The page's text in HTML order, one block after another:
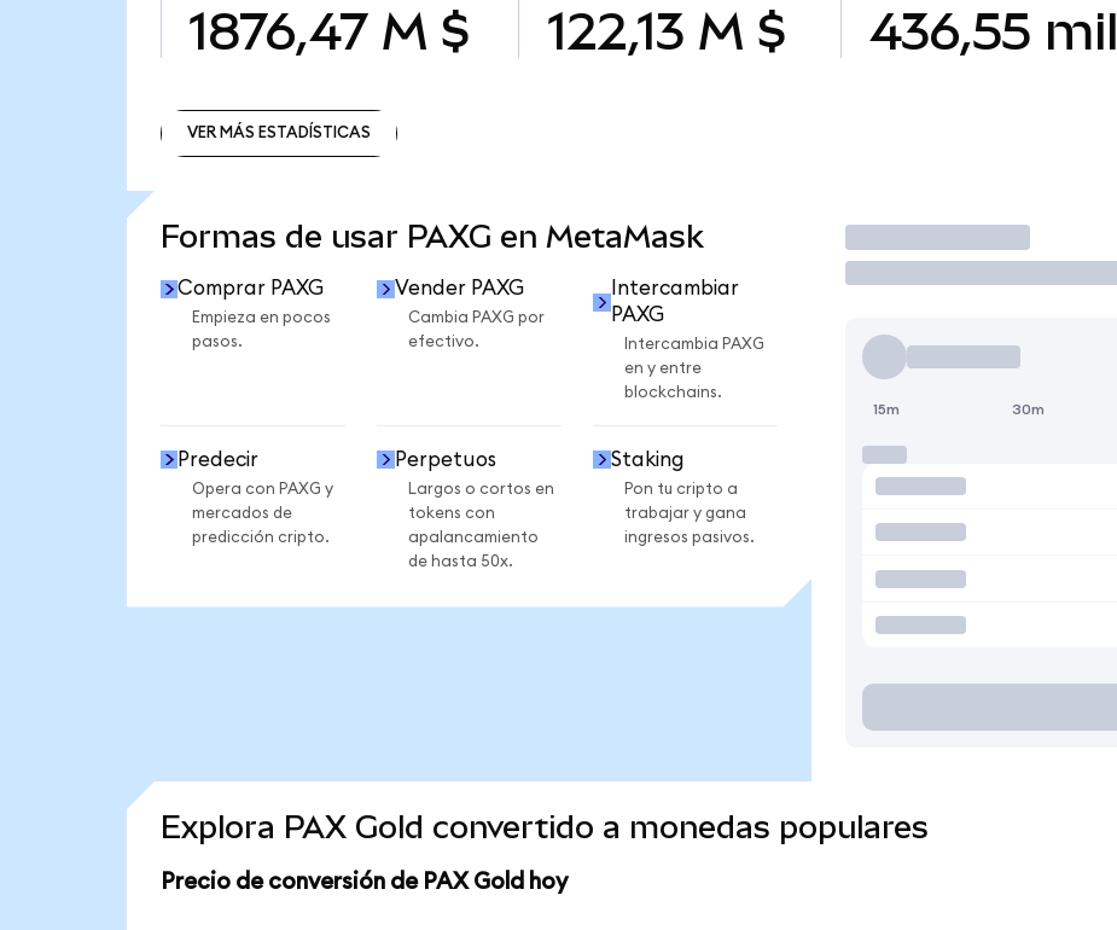
1876,47 M $ 122,13 M $ 436,55 mil
VER MÁS ESTADÍSTICAS
Formas de usar PAXG en MetaMask
Comprar PAXG
Empieza en pocos
pasos.
Vender PAXG
Cambia PAXG por
efectivo.
Intercambiar
PAXG
Intercambia PAXG
en y entre
blockchains.
Predecir
Opera con PAXG y
mercados de
predicción cripto.
Perpetuos
Largos o cortos en
tokens con
apalancamiento
de hasta 50x.
Staking
Pon tu cripto a
trabajar y gana
ingresos pasivos.
Operar
15m 30m
Explora PAX Gold convertido a monedas populares
Precio de conversión de PAX Gold hoy